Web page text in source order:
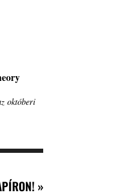
októberi
»